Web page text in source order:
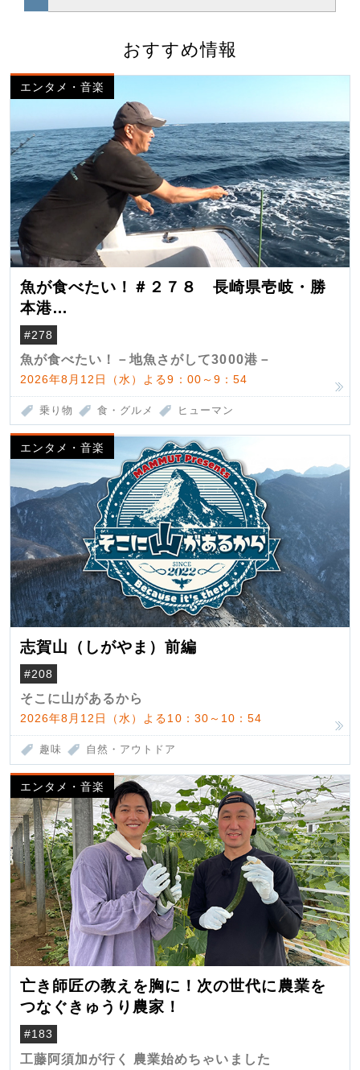
おすすめ情報
エンタメ・音楽
魚が食べたい！＃２７８ 長崎県壱岐・勝
本港
（クロマグロ）
#278
魚が食べたい！－地魚さがして3000港－
2026年8月12日（水）よる9：00～9：54
乗り物 食・グルメ ヒューマン
エンタメ・音楽
志賀山（しがやま）前編
#208
そこに山があるから
2026年8月12日（水）よる10：30～10：54
趣味 自然・アウトドア
エンタメ・音楽
亡き師匠の教えを胸に！次の世代に農業を
つなぐきゅうり農家！
#183
工藤阿須加が行く 農業始めちゃいました